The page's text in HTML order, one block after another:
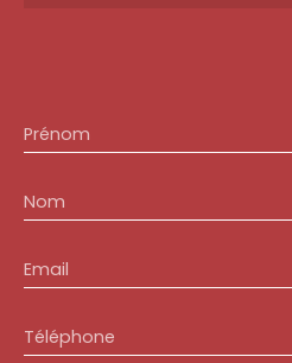
Prénom
Nom
Email
Téléphone